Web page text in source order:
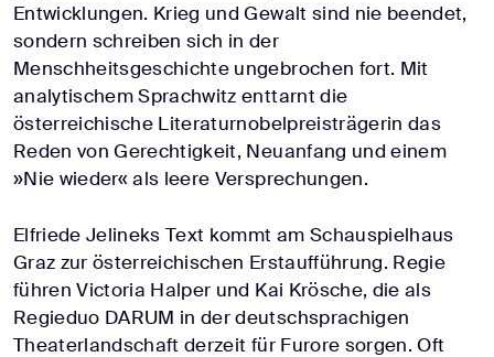
Entwicklungen. Krieg und Gewalt sind nie beendet,
sondern schreiben sich in der
Menschheitsgeschichte ungebrochen fort. Mit
analytischem Sprachwitz enttarnt die
österreichische Literaturnobelpreisträgerin das
Reden von Gerechtigkeit, Neuanfang und einem
»Nie wieder« als leere Versprechungen.
Elfriede Jelineks Text kommt am Schauspielhaus
Graz zur österreichischen Erstaufführung. Regie
führen Victoria Halper und Kai Krösche, die als
Regieduo DARUM in der deutschsprachigen
Theaterlandschaft derzeit für Furore sorgen. Oft